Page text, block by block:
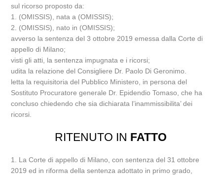
sul ricorso proposto da:
1. (OMISSIS), nata a (OMISSIS);
2. (OMISSIS), nato in (OMISSIS);
avverso la sentenza del 3 ottobre 2019 emessa dalla Corte di
appello di Milano;
visti gli atti, la sentenza impugnata e i ricorsi;
udita la relazione del Consigliere Dr. Paolo Di Geronimo.
letta la requisitoria del Pubblico Ministero, in persona del
Sostituto Procuratore generale Dr. Epidendio Tomaso, che ha
concluso chiedendo che sia dichiarata l’inammissibilita’ dei
ricorsi.
RITENUTO IN FATTO
1. La Corte di appello di Milano, con sentenza del 31 ottobre
2019 ed in riforma della sentenza adottato in primo grado,